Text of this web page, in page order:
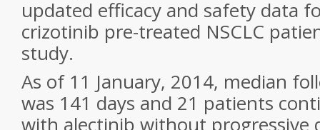
updated efficacy and safety data
crizotinib pre-treated NSCLC
study.
As of 11 January, 2014, median
was 141 days and 21 patients
with alectinib without progressive